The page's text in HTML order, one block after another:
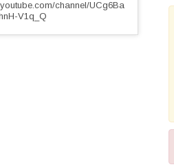
channel/UCg6Ba
V1q_Q